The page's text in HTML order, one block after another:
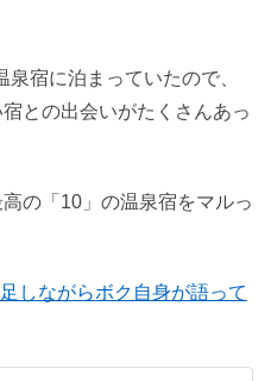
宿に泊まっていたので、
との出会いがたくさんあっ
の「10」の温泉宿をマルっ
しながらボク自身が語って